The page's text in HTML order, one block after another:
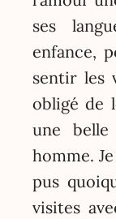
ses
enfance,
sentir les
obligé de
une
homme.
pus
visites